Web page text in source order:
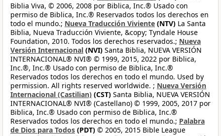
Biblia Viva, © 2006, 2008 por Biblica, Inc.® Usado con
permiso de Biblica, Inc.® Reservados todos los derechos en
todo el mundo.; Nueva Traducción Viviente (NTV) La Santa
Biblia, Nueva Traducción Viviente, &copy; Tyndale House
Foundation, 2010. Todos los derechos reservados.; Nueva
Versión Internacional (NVI) Santa Biblia, NUEVA VERSIÓN
INTERNACIONAL® NVI® © 1999, 2015, 2022 por Biblica,
Inc.®, Inc.® Usado con permiso de Biblica, Inc.®
Reservados todos los derechos en todo el mundo. Used by
permission. All rights reserved worldwide. ; Nueva Versión
Internacional (Castilian) (CST) Santa Biblia, NUEVA VERSIÓN
INTERNACIONAL® NVI® (Castellano) © 1999, 2005, 2017 por
Biblica, Inc.® Usado con permiso de Biblica, Inc.®
Reservados todos los derechos en todo el mundo.; Palabra
de Dios para Todos (PDT) © 2005, 2015 Bible League